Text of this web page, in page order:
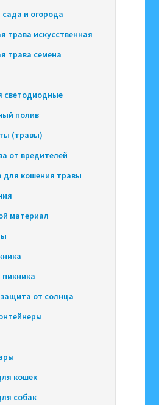
сада и огорода
трава искусственная
трава семена
светодиодные
полив
(травы)
от вредителей
для кошения травы
материал
пикника
защита от солнца
кошек
собак